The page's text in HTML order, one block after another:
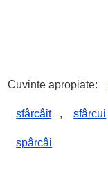
Cuvinte apropiate:
sfârcâit , sfârcui
spârcâi